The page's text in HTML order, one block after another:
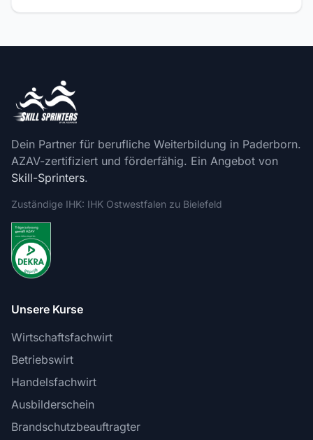
Dein Partner für berufliche Weiterbildung in Paderborn.
AZAV-zertifiziert und förderfähig. Ein Angebot von
Skill-Sprinters.
Zuständige IHK: IHK Ostwestfalen zu Bielefeld
Unsere Kurse
Wirtschaftsfachwirt
Betriebswirt
Handelsfachwirt
Ausbilderschein
Brandschutzbeauftragter